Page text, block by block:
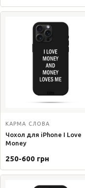
КАРМА СЛОВА
Чохол для iPhone I Love
Money
250-600 грн